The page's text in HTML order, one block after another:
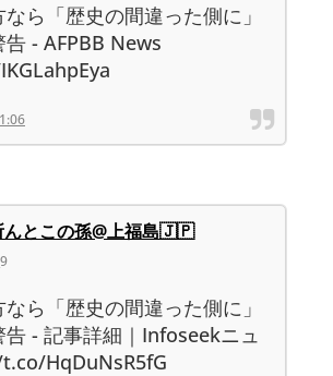
ら「歴史の間違った側に」
- AFPBB News
んとこの孫@上福島🇯🇵
ら「歴史の間違った側に」
- 記事詳細｜Infoseekニュ
HqDuNsR5fG